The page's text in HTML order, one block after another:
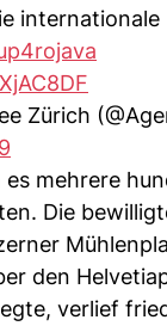
internationale
Zürich
mehrere
Die
den
verlief